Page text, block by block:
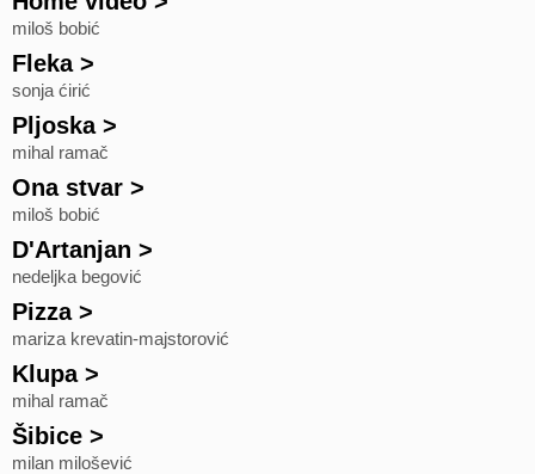
miloš bobić
Fleka>
sonja ćirić
Pljoska>
mihal ramač
Ona stvar >
miloš bobić
D'Artanjan >
nedeljka begović
Pizza>
mariza krevatin-majstorović
Klupa>
mihal ramač
Šibice >
milan milošević